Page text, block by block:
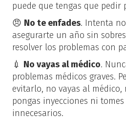
puede que tengas que pedir
😠 No te enfades. Intenta
asegurarte un año sin
resolver los problemas con
💉 No vayas al médico.
problemas médicos graves.
evitarlo, no vayas al médico,
pongas inyecciones ni
innecesarios.